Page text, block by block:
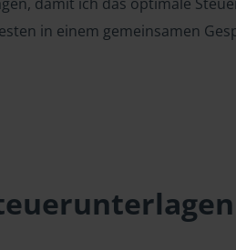
in einem gemeinsamen